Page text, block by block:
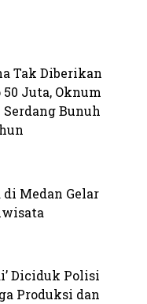
Tak Diberikan
Juta, Oknum
Bunuh
Medan Gelar
Diciduk Polisi
Produksi dan